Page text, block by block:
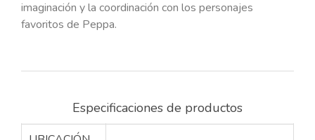
imaginación y la coordinación con los personajes
favoritos de Peppa.
Especificaciones de productos